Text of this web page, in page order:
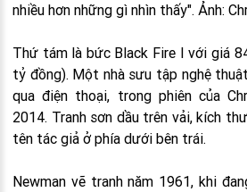
nhiều hơn những gì nhìn thấy". Ảnh:
Thứ tám là bức Black Fire I với giá
tỷ đồng). Một nhà sưu tập nghệ
qua điện thoại, trong phiên của
2014. Tranh sơn dầu trên vải, kích
tên tác giả ở phía dưới bên trái.
Newman vẽ tranh năm 1961, khi